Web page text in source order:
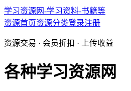
学习资源网-学习资料-书籍等
资源首页资源分类登录注册
资源交易 · 会员折扣 · 上传收益
各种学习资源网